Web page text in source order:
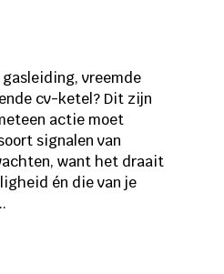
gasleiding, vreemde
cv-ketel? Dit zijn
actie moet
signalen van
want het draait
én die van je